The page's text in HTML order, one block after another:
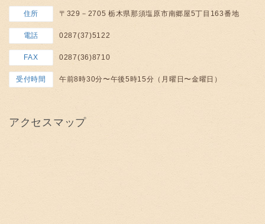
住所 〒329－2705 栃木県那須塩原市南郷屋5丁目163番地
電話 0287(37)5122
FAX 0287(36)8710
受付時間 午前8時30分〜午後5時15分（月曜日〜金曜日）
アクセスマップ